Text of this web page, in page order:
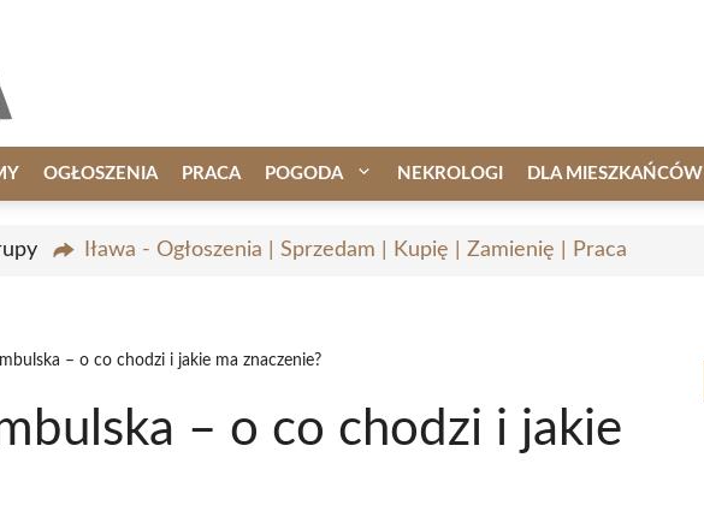
OGŁOSZENIA PRACA POGODA NEKROLOGI DLA MIESZKAŃCÓW
Iława - Ogłoszenia | Sprzedam | Kupię | Zamienię | Praca
– o co chodzi i jakie ma znaczenie?
– o co chodzi i jakie